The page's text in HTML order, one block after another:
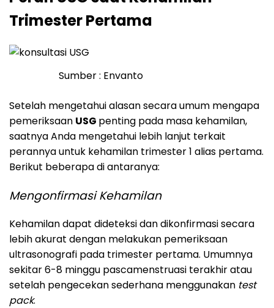
Trimester Pertama
Sumber : Envanto
Setelah mengetahui alasan secara umum mengapa
pemeriksaan USG penting pada masa kehamilan,
saatnya Anda mengetahui lebih lanjut terkait
perannya untuk kehamilan trimester 1 alias pertama.
Berikut beberapa di antaranya:
Mengonfirmasi Kehamilan
Kehamilan dapat dideteksi dan dikonfirmasi secara
lebih akurat dengan melakukan pemeriksaan
ultrasonografi pada trimester pertama. Umumnya
sekitar 6-8 minggu pascamenstruasi terakhir atau
setelah pengecekan sederhana menggunakan test
pack.